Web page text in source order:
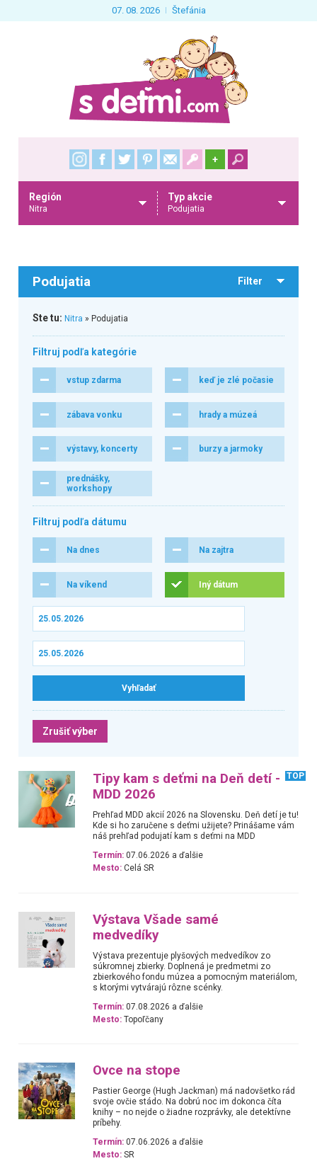
07. 08. 2026 Štefánia
+
Región
Nitra
Typ akcie
Podujatia
Podujatia Filter
Ste tu: Nitra » Podujatia
Filtruj podľa kategórie
vstup zdarma keď je zlé počasie
zábava vonku hrady a múzeá
výstavy, koncerty burzy a jarmoky
prednášky,
workshopy
Filtruj podľa dátumu
Na dnes Na zajtra
Na víkend Iný dátum
Zrušiť výber
Tipy kam s deťmi na Deň detí -
MDD 2026
TOP
Prehľad MDD akcií 2026 na Slovensku. Deň detí je tu!
Kde si ho zaručene s deťmi užijete? Prinášame vám
náš prehľad podujatí kam s deťmi na MDD
Termín: 07.06.2026 a ďalšie
Mesto: Celá SR
Výstava Všade samé
medvedíky
Výstava prezentuje plyšových medvedíkov zo
súkromnej zbierky. Doplnená je predmetmi zo
zbierkového fondu múzea a pomocným materiálom,
s ktorými vytvárajú rôzne scénky.
Termín: 07.08.2026 a ďalšie
Mesto: Topoľčany
Ovce na stope
Pastier George (Hugh Jackman) má nadovšetko rád
svoje ovčie stádo. Na dobrú noc im dokonca číta
knihy – no nejde o žiadne rozprávky, ale detektívne
príbehy.
Termín: 07.06.2026 a ďalšie
Mesto: SR